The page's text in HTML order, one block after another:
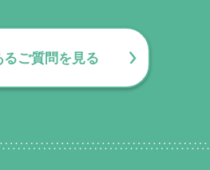
休業です。葬儀・告別式は
なります。
るご質問を見る